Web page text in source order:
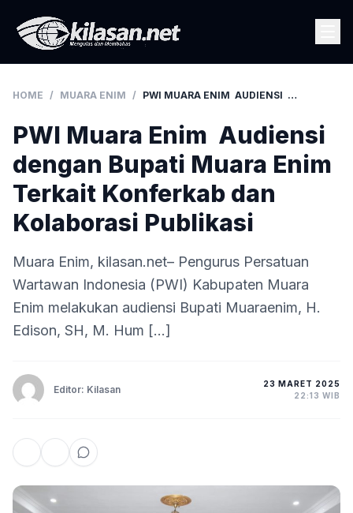
HOME / MUARA ENIM / PWI MUARA ENIM AUDIENSI DENGAN BUPATI MUARA ENIM TERKAIT KONFERKAB DAN KOLABORASI PUBLIKASI
PWI Muara Enim Audiensi
dengan Bupati Muara Enim
Terkait Konferkab dan
Kolaborasi Publikasi
Muara Enim, kilasan.net– Pengurus Persatuan
Wartawan Indonesia (PWI) Kabupaten Muara
Enim melakukan audiensi Bupati Muaraenim, H.
Edison, SH, M. Hum […]
Editor: Kilasan
23 MARET 2025
22:13 WIB